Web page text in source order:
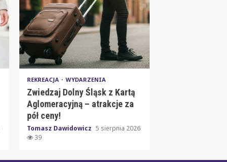
REKREACJA WYDARZENIA
Zwiedzaj Dolny Śląsk z Kartą
Aglomeracyjną – atrakcje za
pół ceny!
Tomasz Dawidowicz 5 sierpnia 2026
39